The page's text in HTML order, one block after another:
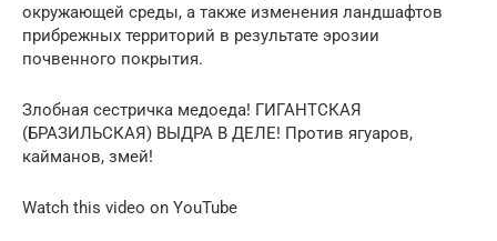
окружающей среды, а также изменения ландшафтов
прибрежных территорий в результате эрозии
почвенного покрытия.
Злобная сестричка медоеда! ГИГАНТСКАЯ
(БРАЗИЛЬСКАЯ) ВЫДРА В ДЕЛЕ! Против ягуаров,
кайманов, змей!
Watch this video on YouTube